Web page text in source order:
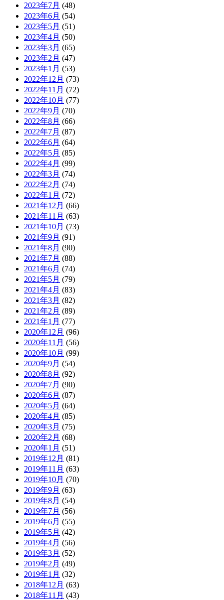
2023年7月 (48)
2023年6月 (54)
2023年5月 (51)
2023年4月 (50)
2023年3月 (65)
2023年2月 (47)
2023年1月 (53)
2022年12月 (73)
2022年11月 (72)
2022年10月 (77)
2022年9月 (70)
2022年8月 (66)
2022年7月 (87)
2022年6月 (64)
2022年5月 (85)
2022年4月 (99)
2022年3月 (74)
2022年2月 (74)
2022年1月 (72)
2021年12月 (66)
2021年11月 (63)
2021年10月 (73)
2021年9月 (91)
2021年8月 (90)
2021年7月 (88)
2021年6月 (74)
2021年5月 (79)
2021年4月 (83)
2021年3月 (82)
2021年2月 (89)
2021年1月 (77)
2020年12月 (96)
2020年11月 (56)
2020年10月 (99)
2020年9月 (54)
2020年8月 (92)
2020年7月 (90)
2020年6月 (87)
2020年5月 (64)
2020年4月 (85)
2020年3月 (75)
2020年2月 (68)
2020年1月 (51)
2019年12月 (81)
2019年11月 (63)
2019年10月 (70)
2019年9月 (63)
2019年8月 (54)
2019年7月 (56)
2019年6月 (55)
2019年5月 (42)
2019年4月 (56)
2019年3月 (52)
2019年2月 (49)
2019年1月 (32)
2018年12月 (63)
2018年11月 (43)